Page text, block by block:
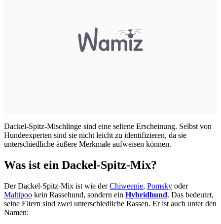
Dackel-Spitz-Mischlinge sind eine seltene Erscheinung. Selbst von
Hundeexperten sind sie nicht leicht zu identifizieren, da sie
unterschiedliche äußere Merkmale aufweisen können.
Was ist ein Dackel-Spitz-Mix?
Der Dackel-Spitz-Mix ist wie derChiweenie, Pomsky oder
Maltipoo kein Rassehund, sondern ein Hybridhund. Das bedeutet,
seine Eltern sind zwei unterschiedliche Rassen. Er ist auch unter den
Namen: